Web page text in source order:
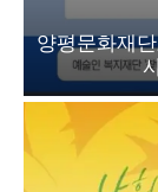
양평문화재